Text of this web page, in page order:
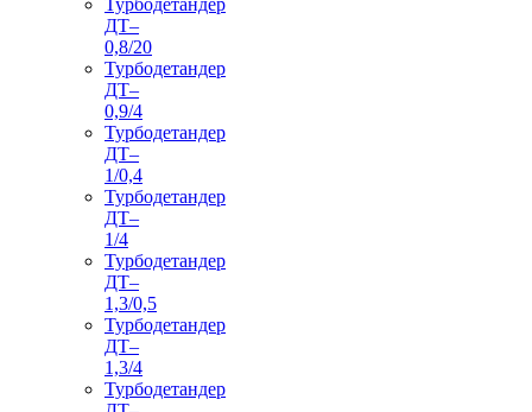
ДТ–
0,8/20
Турбодетандер
ДТ–
0,9/4
Турбодетандер
ДТ–
1/0,4
Турбодетандер
ДТ–
1/4
Турбодетандер
ДТ–
1,3/0,5
Турбодетандер
ДТ–
1,3/4
Турбодетандер